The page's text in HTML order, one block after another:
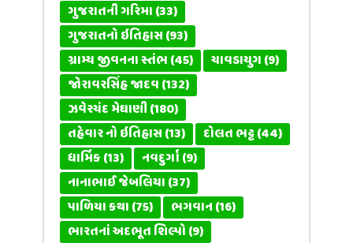
ગુજરાતની ગરિમા(33)
ગુજરાતનો ઇતિહાસ(93)
ગ્રામ્ય જીવનના સ્તંભ(45) ચાવડાયુગ(9)
જોરાવરસિંહ જાદવ(132)
ઝવેરચંદ મેઘાણી(180)
તહેવાર નો ઇતિહાસ(13) દોલત ભટ્ટ(44)
ધાર્મિક(13) નવદુર્ગા(9)
નાનાભાઈ જેબલિયા(37)
પાળિયા કથા(75) ભગવાન(16)
ભારતનાં અદભૂત શિલ્પો(9)